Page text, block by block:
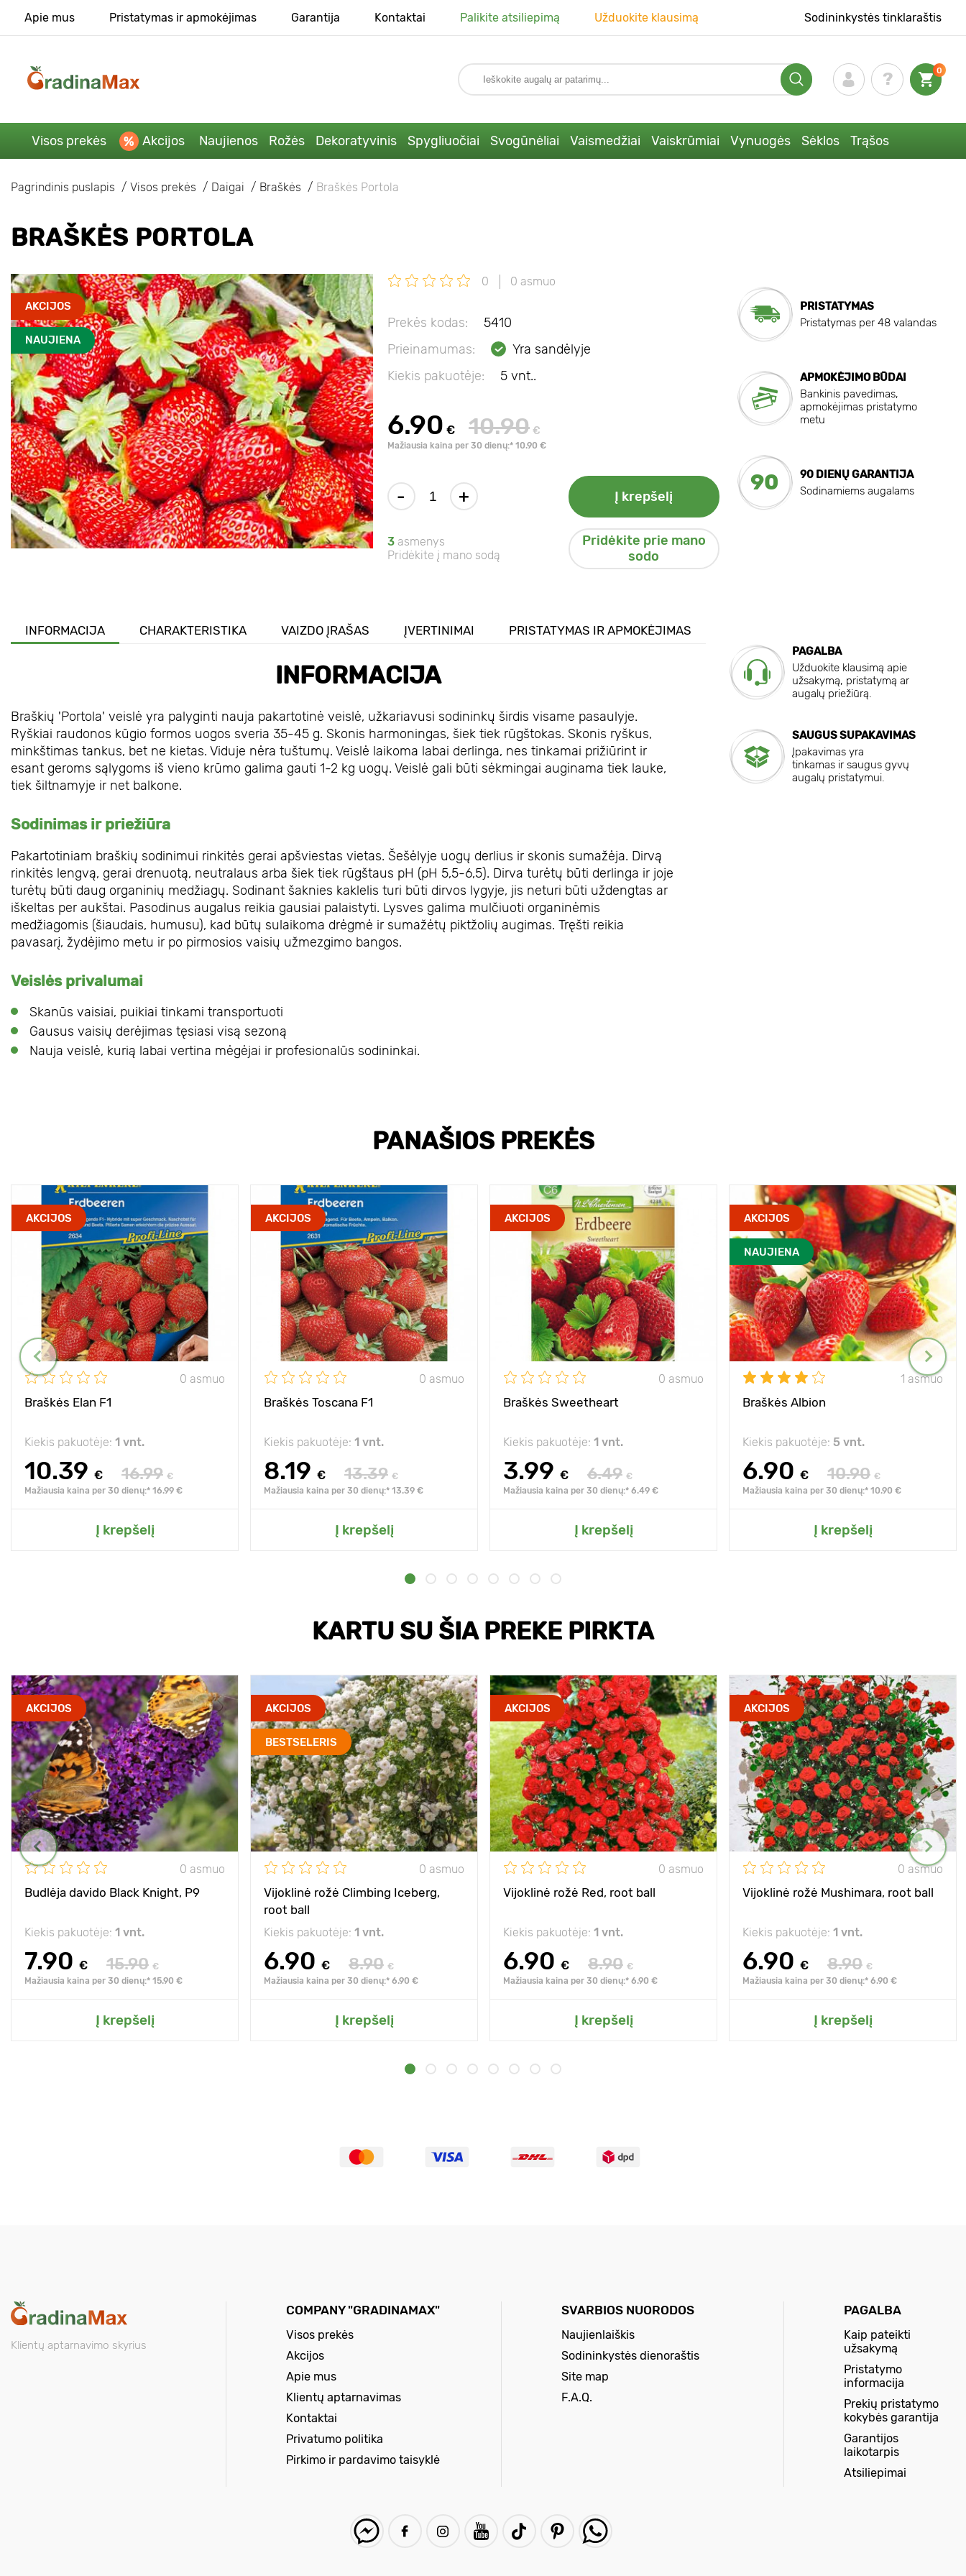
Apie mus Pristatymas ir apmokėjimas Garantija Kontaktai Palikite atsiliepimą Užduokite klausimą Sodininkystės tinklaraštis
0
Visos prekės Akcijos Naujienos Rožės Dekoratyvinis Spygliuočiai Svogūnėliai Vaismedžiai Vaiskrūmiai Vynuogės Sėklos Trąšos
Pagrindinis puslapis Visos prekės Daigai Braškės Braškės Portola
BRAŠKĖS PORTOLA
AKCIJOS
NAUJIENA
0 0 asmuo
Prekės kodas:
5410
Prieinamumas:
Yra sandėlyje
Kiekis pakuotėje:
5 vnt..
6.90 € 10.90 €
Mažiausia kaina per 30 dienų:* 10.90 €
- + Į krepšelį
3 asmenys
Pridėkite į mano sodą
Pridėkite prie mano
sodo
PRISTATYMAS
Pristatymas per 48 valandas
APMOKĖJIMO BŪDAI
Bankinis pavedimas,
apmokėjimas pristatymo
metu
90
90 DIENŲ GARANTIJA
Sodinamiems augalams
INFORMACIJA CHARAKTERISTIKA VAIZDO ĮRAŠAS ĮVERTINIMAI PRISTATYMAS IR APMOKĖJIMAS
INFORMACIJA
Braškių 'Portola' veislė yra palyginti nauja pakartotinė veislė, užkariavusi sodininkų širdis visame pasaulyje.
Ryškiai raudonos kūgio formos uogos sveria 35-45 g. Skonis harmoningas, šiek tiek rūgštokas. Skonis ryškus,
minkštimas tankus, bet ne kietas. Viduje nėra tuštumų. Veislė laikoma labai derlinga, nes tinkamai prižiūrint ir
esant geroms sąlygoms iš vieno krūmo galima gauti 1-2 kg uogų. Veislė gali būti sėkmingai auginama tiek lauke,
tiek šiltnamyje ir net balkone.
Sodinimas ir priežiūra
Pakartotiniam braškių sodinimui rinkitės gerai apšviestas vietas. Šešėlyje uogų derlius ir skonis sumažėja. Dirvą
rinkitės lengvą, gerai drenuotą, neutralaus arba šiek tiek rūgštaus pH (pH 5,5-6,5). Dirva turėtų būti derlinga ir joje
turėtų būti daug organinių medžiagų. Sodinant šaknies kaklelis turi būti dirvos lygyje, jis neturi būti uždengtas ar
iškeltas per aukštai. Pasodinus augalus reikia gausiai palaistyti. Lysves galima mulčiuoti organinėmis
medžiagomis (šiaudais, humusu), kad būtų sulaikoma drėgmė ir sumažėtų piktžolių augimas. Tręšti reikia
pavasarį, žydėjimo metu ir po pirmosios vaisių užmezgimo bangos.
Veislės privalumai
Skanūs vaisiai, puikiai tinkami transportuoti
Gausus vaisių derėjimas tęsiasi visą sezoną
Nauja veislė, kurią labai vertina mėgėjai ir profesionalūs sodininkai.
PAGALBA
Užduokite klausimą apie
užsakymą, pristatymą ar
augalų priežiūrą.
SAUGUS SUPAKAVIMAS
Įpakavimas yra
tinkamas ir saugus gyvų
augalų pristatymui.
PANAŠIOS PREKĖS
AKCIJOS
0 asmuo
Braškės Elan F1
Kiekis pakuotėje: 1 vnt.
10.39 € 16.99 €
Mažiausia kaina per 30 dienų:* 16.99 €
Į krepšelį
AKCIJOS
0 asmuo
Braškės Toscana F1
Kiekis pakuotėje: 1 vnt.
8.19 € 13.39 €
Mažiausia kaina per 30 dienų:* 13.39 €
Į krepšelį
AKCIJOS
0 asmuo
Braškės Sweetheart
Kiekis pakuotėje: 1 vnt.
3.99 € 6.49 €
Mažiausia kaina per 30 dienų:* 6.49 €
Į krepšelį
AKCIJOS
NAUJIENA
1 asmuo
Braškės Albion
Kiekis pakuotėje: 5 vnt.
6.90 € 10.90 €
Mažiausia kaina per 30 dienų:* 10.90 €
Į krepšelį
KARTU SU ŠIA PREKE PIRKTA
AKCIJOS
0 asmuo
Budlėja davido Black Knight, P9
Kiekis pakuotėje: 1 vnt.
7.90 € 15.90 €
Mažiausia kaina per 30 dienų:* 15.90 €
Į krepšelį
AKCIJOS
BESTSELERIS
0 asmuo
Vijoklinė rožė Climbing Iceberg,
root ball
Kiekis pakuotėje: 1 vnt.
6.90 € 8.90 €
Mažiausia kaina per 30 dienų:* 6.90 €
Į krepšelį
AKCIJOS
0 asmuo
Vijoklinė rožė Red, root ball
Kiekis pakuotėje: 1 vnt.
6.90 € 8.90 €
Mažiausia kaina per 30 dienų:* 6.90 €
Į krepšelį
AKCIJOS
0 asmuo
Vijoklinė rožė Mushimara, root ball
Kiekis pakuotėje: 1 vnt.
6.90 € 8.90 €
Mažiausia kaina per 30 dienų:* 6.90 €
Į krepšelį
Klientų aptarnavimo skyrius
COMPANY "GRADINAMAX"
Visos prekės
Akcijos
Apie mus
Klientų aptarnavimas
Kontaktai
Privatumo politika
Pirkimo ir pardavimo taisyklė
SVARBIOS NUORODOS
Naujienlaiškis
Sodininkystės dienoraštis
Site map
F.A.Q.
PAGALBA
Kaip pateikti
užsakymą
Pristatymo
informacija
Prekių pristatymo
kokybės garantija
Garantijos
laikotarpis
Atsiliepimai